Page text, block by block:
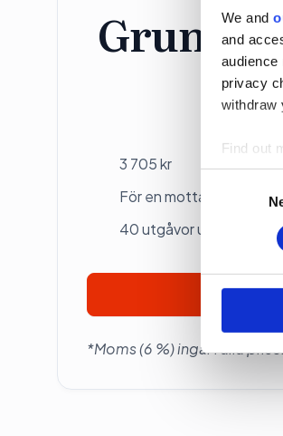
We and
and
audience
privacy
withdraw
Find out
other
Selection
3 705 kr
För en mottagare
40 utgåvor under ett år
*Moms (6 %) ingår i alla